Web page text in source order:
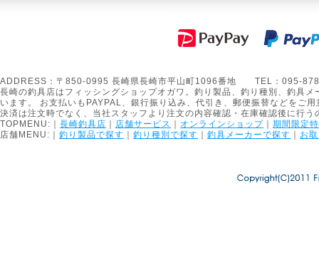
ADDRESS：〒850-0995 長崎県長崎市平山町1096番地 TEL：
長崎の釣具店はフィッシングショップオガワ。釣り製品、釣り種別、釣具
います。 お支払いもPAYPAL、銀行振り込み、代引き、郵便振替などをご用
決済は注文時でなく、当社スタッフより注文の内容確認・在庫確認後に行
TOPMENU:｜ 長崎釣具店 ｜ 店舗サービス ｜ オンラインショップ ｜ 期間限定
店舗MENU:｜ 釣り製品で探す ｜ 釣り種別で探す ｜ 釣具メーカーで探す ｜ お